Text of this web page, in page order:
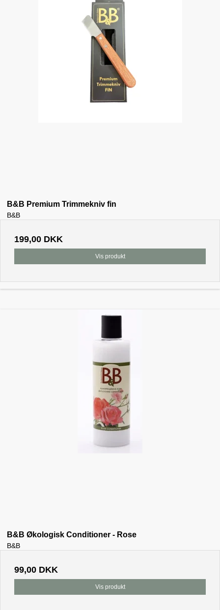
B&B Premium Trimmekniv fin
B&B
199,00 DKK
Vis produkt
B&B Økologisk Conditioner - Rose
B&B
99,00 DKK
Vis produkt